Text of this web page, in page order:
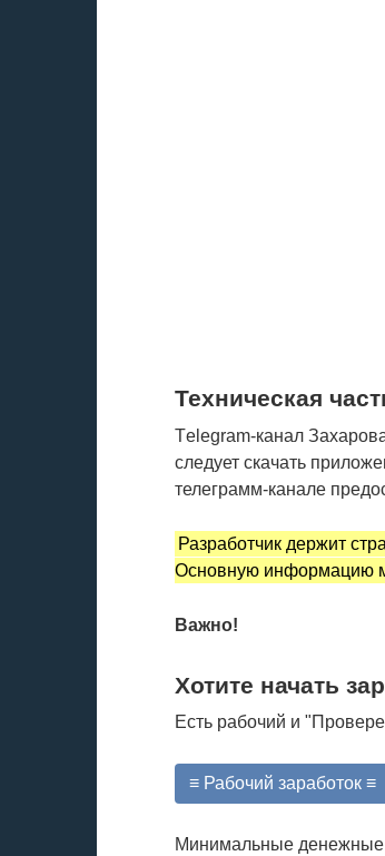
Техническая
Тelegram-канал
следует скачать
телеграмм-канале
Разработчик держит
Основную информацию
Важно!
Хотите начать
Есть рабочий и
≡ Рабочий заработок ≡
Минимальные денежные